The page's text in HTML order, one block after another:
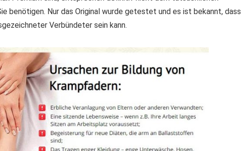
benötigen. Nur das Original wurde getestet und es ist bekannt, dass
Verbündeter sein kann.